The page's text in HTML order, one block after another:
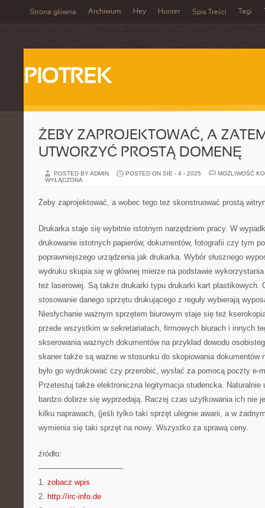
Strona główna Archiwum Hey Hunter Spis Treści Tagi
PIOTREK
ŻEBY ZAPROJEKTOWAĆ, A
UTWORZYĆ PROSTĄ DOMENĘ
POSTED BY ADMIN POSTED ON SIE - 4 - 2025
MOŻLIWOŚĆ
WYŁĄCZONA
Żeby zaprojektować, a wobec tego też skonstruować prostą
Drukarka staje się wybitnie istotnym narzędziem pracy. W
drukowanie istotnych papierów, dokumentów, fotografii czy tym
poprawniejszego urządzenia jak drukarka. Wybór słusznego
wydruku skupia się w głównej mierze na podstawie
też laserowej. Są także drukarki typu drukarki kart plastikowych.
stosowanie danego sprzętu drukującego z reguły wybierają
Niesłychanie ważnym sprzętem biurowym staje się też
przede wszystkim w sekretariatach, firmowych biurach i innych
skserowania ważnych dokumentów na przykład dowodu
skaner także są ważne w stosunku do skopiowania dokumentów
było go wydrukować czy przerobić, wysłać za pomocą poczty
Przetestuj także elektroniczna legitymacja studencka. Naturalnie
bardzo dobrze się wyprzedają. Raczej czas użytkowania ich nie
kilku naprawach, (jeśli tylko taki sprzęt ulegnie awarii, a w
wymienia się taki sprzęt na nowy. Wszystko za sprawą ceny.
źródło:
———————————
1. zobacz wpis
2. http://irc-info.de